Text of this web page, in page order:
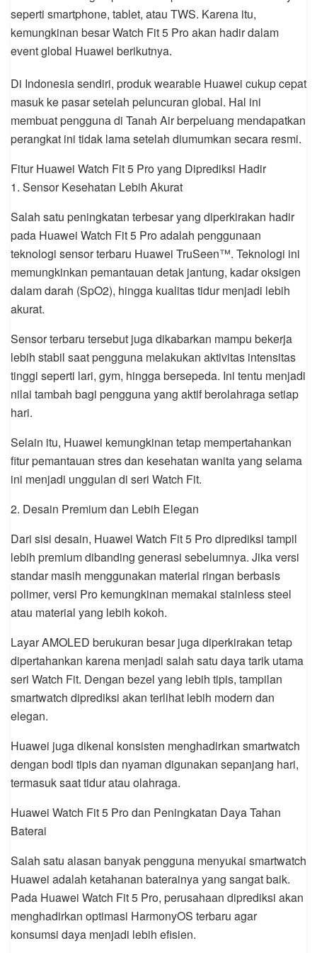
seperti smartphone, tablet, atau TWS. Karena itu,
kemungkinan besar Watch Fit 5 Pro akan hadir dalam
event global Huawei berikutnya.
Di Indonesia sendiri, produk wearable Huawei cukup cepat
masuk ke pasar setelah peluncuran global. Hal ini
membuat pengguna di Tanah Air berpeluang mendapatkan
perangkat ini tidak lama setelah diumumkan secara resmi.
Fitur Huawei Watch Fit 5 Pro yang Diprediksi Hadir
1. Sensor Kesehatan Lebih Akurat
Salah satu peningkatan terbesar yang diperkirakan hadir
pada Huawei Watch Fit 5 Pro adalah penggunaan
teknologi sensor terbaru Huawei TruSeen™. Teknologi ini
memungkinkan pemantauan detak jantung, kadar oksigen
dalam darah (SpO2), hingga kualitas tidur menjadi lebih
akurat.
Sensor terbaru tersebut juga dikabarkan mampu bekerja
lebih stabil saat pengguna melakukan aktivitas intensitas
tinggi seperti lari, gym, hingga bersepeda. Ini tentu menjadi
nilai tambah bagi pengguna yang aktif berolahraga setiap
hari.
Selain itu, Huawei kemungkinan tetap mempertahankan
fitur pemantauan stres dan kesehatan wanita yang selama
ini menjadi unggulan di seri Watch Fit.
2. Desain Premium dan Lebih Elegan
Dari sisi desain, Huawei Watch Fit 5 Pro diprediksi tampil
lebih premium dibanding generasi sebelumnya. Jika versi
standar masih menggunakan material ringan berbasis
polimer, versi Pro kemungkinan memakai stainless steel
atau material yang lebih kokoh.
Layar AMOLED berukuran besar juga diperkirakan tetap
dipertahankan karena menjadi salah satu daya tarik utama
seri Watch Fit. Dengan bezel yang lebih tipis, tampilan
smartwatch diprediksi akan terlihat lebih modern dan
elegan.
Huawei juga dikenal konsisten menghadirkan smartwatch
dengan bodi tipis dan nyaman digunakan sepanjang hari,
termasuk saat tidur atau olahraga.
Huawei Watch Fit 5 Pro dan Peningkatan Daya Tahan
Baterai
Salah satu alasan banyak pengguna menyukai smartwatch
Huawei adalah ketahanan baterainya yang sangat baik.
Pada Huawei Watch Fit 5 Pro, perusahaan diprediksi akan
menghadirkan optimasi HarmonyOS terbaru agar
konsumsi daya menjadi lebih efisien.